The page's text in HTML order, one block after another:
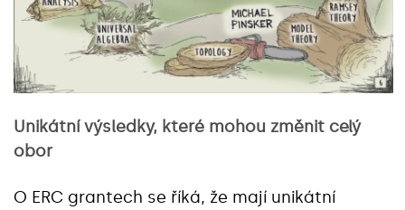
Unikátní výsledky, které mohou změnit celý
obor
O ERC grantech se říká, že mají unikátní